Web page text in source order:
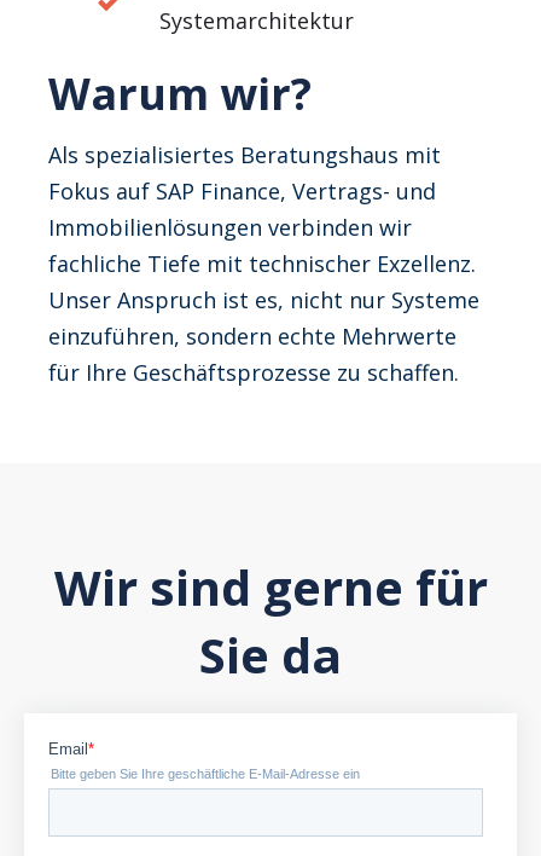
Systemarchitektur
Warum wir?
Als spezialisiertes Beratungshaus mit
Fokus auf SAP Finance, Vertrags- und
Immobilienlösungen verbinden wir
fachliche Tiefe mit technischer Exzellenz.
Unser Anspruch ist es, nicht nur Systeme
einzuführen, sondern echte Mehrwerte
für Ihre Geschäftsprozesse zu schaffen.
Wir sind gerne für
Sie da